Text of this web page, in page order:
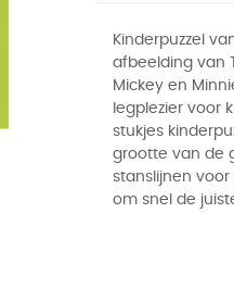
Kinderpuzzel
afbeelding van
Mickey en
legplezier voor
stukjes
grootte van de
stanslijnen
om snel de